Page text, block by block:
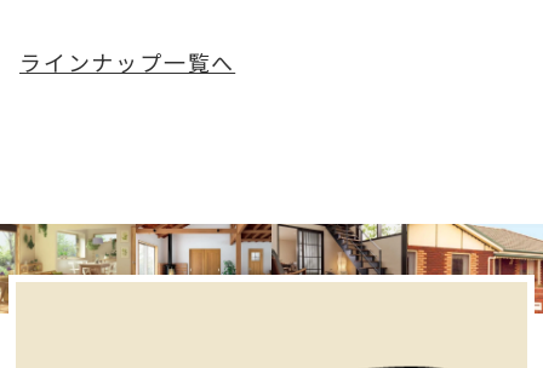
ラインナップ一覧へ